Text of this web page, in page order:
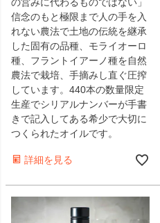
信念のもと極限まで人の手を入
れない農法で土地の伝統を継承
した固有の品種、モライオーロ
種、フラントイアーノ種を自然
農法で栽培、手摘みし直ぐ圧搾
しています。440本の数量限定
生産でシリアルナンバーが手書
きで記入してある希少で大切に
つくられたオイルです。
詳細を見る